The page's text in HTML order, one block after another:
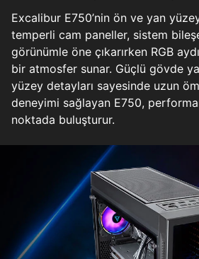
Excalibur E750’nin ön ve yan
temperli cam paneller, sistem
görünümle öne çıkarırken RGB
bir atmosfer sunar. Güçlü gövde
yüzey detayları sayesinde uzun
deneyimi sağlayan E750,
noktada buluşturur.